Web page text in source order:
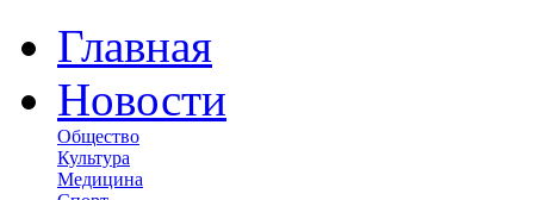
Главная
Новости
Общество
Культура
Медицина